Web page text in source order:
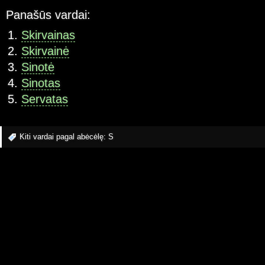
Panašūs vardai:
Skirvainas
Skirvainė
Sinotė
Sinotas
Servatas
Kiti vardai pagal abėcėlę: S